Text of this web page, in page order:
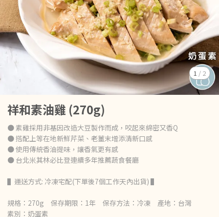
1 / 2
祥和素油雞 (270g)
● 素雞採用非基因改造大豆製作而成，咬起來綿密又香Q
● 搭配上等在地新鮮芹菜、老薑末增添清新口感
● 使用傳統香油提味，讓香氣更有感
● 台北米其林必比登連續多年推薦蔬食餐廳
▌運送方式: 冷凍宅配(下單後7個工作天內出貨) ▌
規格：270g 保存期限：1年 保存方法：冷凍 產地：台灣
素別：奶蛋素